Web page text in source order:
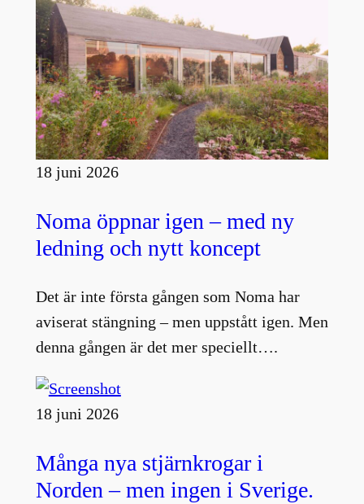
18 juni 2026
Noma öppnar igen – med ny
ledning och nytt koncept
Det är inte första gången som Noma har
aviserat stängning – men uppstått igen. Men
denna gången är det mer speciellt….
18 juni 2026
Många nya stjärnkrogar i
Norden – men ingen i Sverige.